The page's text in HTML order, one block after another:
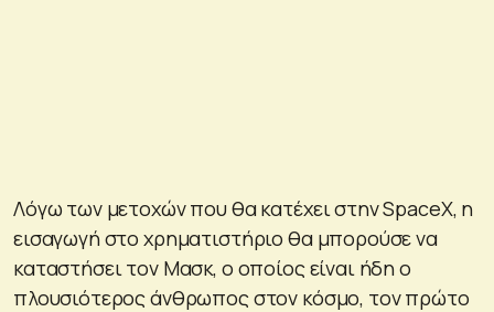
Λόγω των μετοχών που θα κατέχει στην SpaceX, η
εισαγωγή στο χρηματιστήριο θα μπορούσε να
καταστήσει τον Μασκ, ο οποίος είναι ήδη ο
πλουσιότερος άνθρωπος στον κόσμο, τον πρώτο